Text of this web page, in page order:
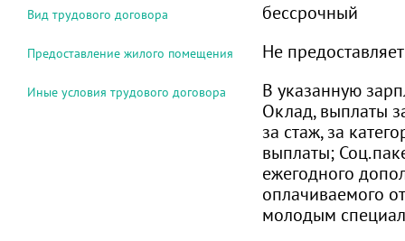
Вид трудового договора бессрочный
Предоставление жилого помещения Не
Иные условия трудового договора
В указанную
Оклад, выплаты
за стаж, за
выплаты;
ежегодного
оплачиваемого
молодым